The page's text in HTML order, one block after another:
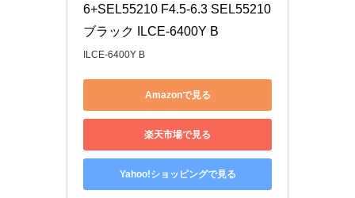
6+SEL55210 F4.5-6.3 SEL55210
ブラック ILCE-6400Y B
ILCE-6400Y B
Amazonで見る
楽天市場で見る
Yahoo!ショッピングで見る